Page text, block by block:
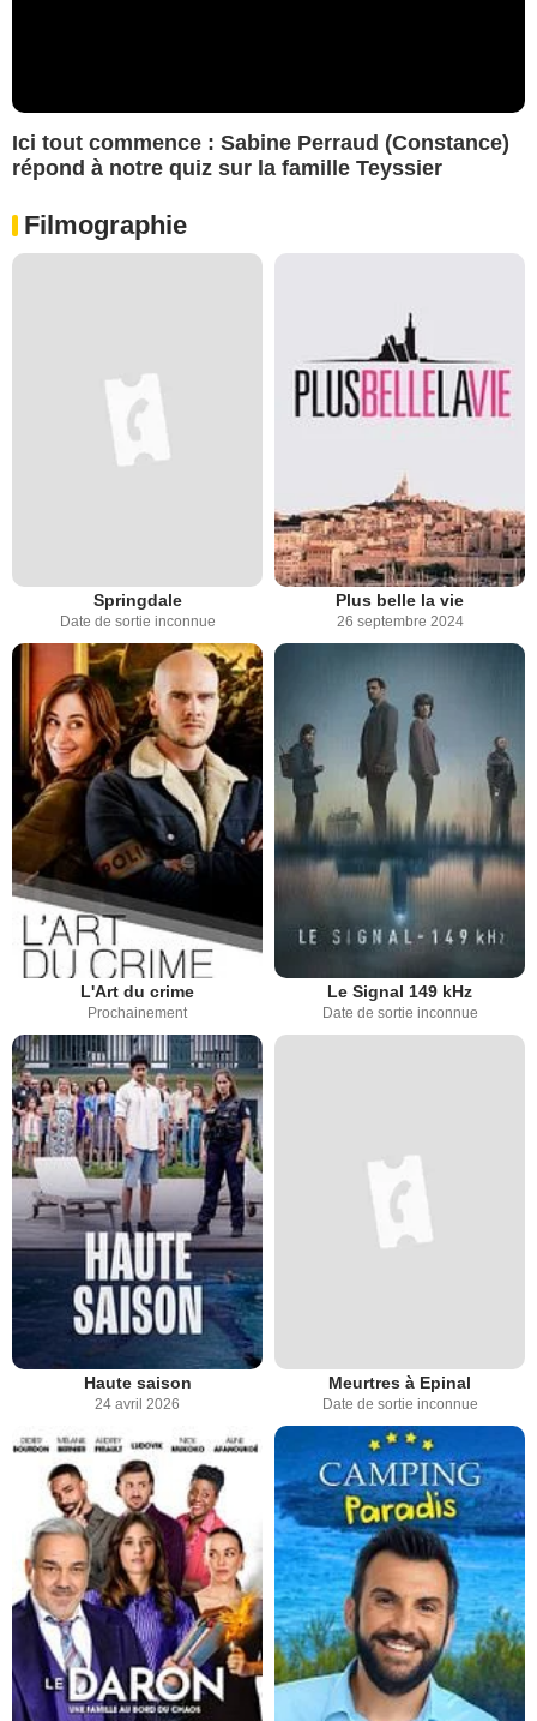
Ici tout commence : Sabine Perraud (Constance)
répond à notre quiz sur la famille Teyssier
Filmographie
Springdale
Date de sortie inconnue
Plus belle la vie
26 septembre 2024
L'Art du crime
Prochainement
Le Signal 149 kHz
Date de sortie inconnue
Haute saison
24 avril 2026
Meurtres à Epinal
Date de sortie inconnue